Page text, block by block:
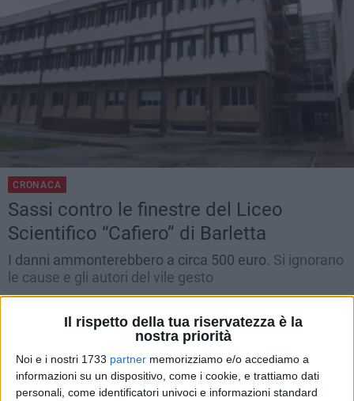
Il rispetto della tua riservatezza è la
nostra priorità
Noi e i nostri 1733 partner memorizziamo e/o accediamo a
informazioni su un dispositivo, come i cookie, e trattiamo dati
personali, come identificatori univoci e informazioni standard
CRONACA
Sassi contro le finestre del Liceo
Scientifico “Cafiero” di Barletta
I danni ammonterebbero a circa 500 euro. Si ignorano
le cause e gli autori del vile gesto
BARLETTA -MARTEDÌ 11 DICEMBRE 2012 13.52